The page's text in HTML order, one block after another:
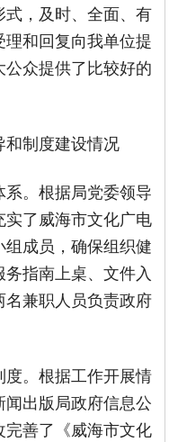
，及时、全面、有
和回复向我单位提
众提供了比较好的
制度建设情况
。根据局党委领导
了威海市文化广电
成员，确保组织健
指南上桌、文件入
兼职人员负责政府
。根据工作开展情
出版局政府信息公
善了《威海市文化